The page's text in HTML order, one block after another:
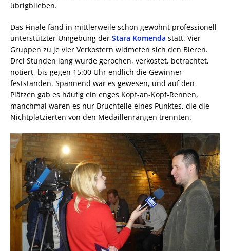
übrigblieben.
Das Finale fand in mittlerweile schon gewohnt professionell
unterstützter Umgebung der Stara Komenda statt. Vier
Gruppen zu je vier Verkostern widmeten sich den Bieren.
Drei Stunden lang wurde gerochen, verkostet, betrachtet,
notiert, bis gegen 15:00 Uhr endlich die Gewinner
feststanden. Spannend war es gewesen, und auf den
Plätzen gab es häufig ein enges Kopf-an-Kopf-Rennen,
manchmal waren es nur Bruchteile eines Punktes, die die
Nichtplatzierten von den Medaillenrängen trennten.